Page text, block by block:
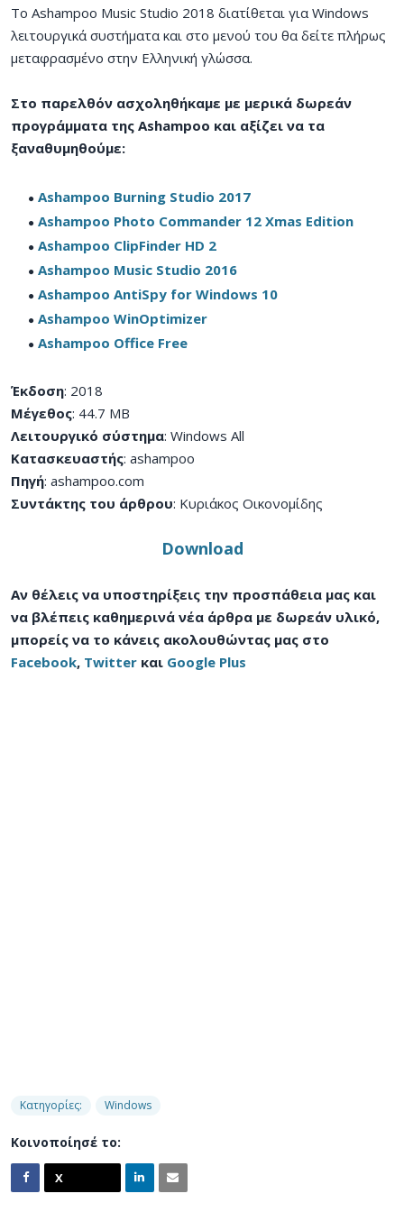
To Ashampoo Music Studio 2018 διατίθεται για Windows
λειτουργικά συστήματα και στο μενού του θα δείτε πλήρως
μεταφρασμένο στην Ελληνική γλώσσα.
Στο παρελθόν ασχοληθήκαμε με μερικά δωρεάν
προγράμματα της Ashampoo και αξίζει να τα
ξαναθυμηθούμε:
Ashampoo Burning Studio 2017
Ashampoo Photo Commander 12 Xmas Edition
Ashampoo ClipFinder HD 2
Ashampoo Music Studio 2016
Ashampoo AntiSpy for Windows 10
Ashampoo WinOptimizer
Ashampoo Office Free
Έκδοση: 2018
Μέγεθος: 44.7 MB
Λειτουργικό σύστημα: Windows All
Κατασκευαστής: ashampoo
Πηγή: ashampoo.com
Συντάκτης του άρθρου: Κυριάκος Οικονομίδης
Download
Αν θέλεις να υποστηρίξεις την προσπάθεια μας και
να βλέπεις καθημερινά νέα άρθρα με δωρεάν υλικό,
μπορείς να το κάνεις ακολουθώντας μας στο
Facebook, Twitter και Google Plus
Κατηγορίες: Windows
Κοινοποίησέ το: